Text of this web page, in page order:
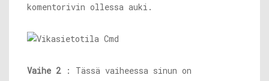
komentorivin ollessa auki.
Vaihe 2: Tässä vaiheessa sinun on